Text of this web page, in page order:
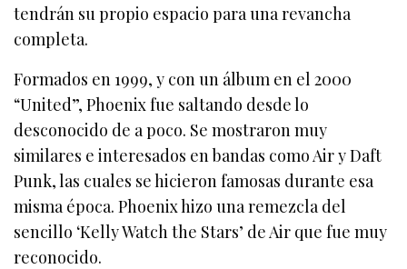
tendrán su propio espacio para una revancha
completa.
Formados en 1999, y con un álbum en el 2000
“United”, Phoenix fue saltando desde lo
desconocido de a poco. Se mostraron muy
similares e interesados en bandas como Air y Daft
Punk, las cuales se hicieron famosas durante esa
misma época. Phoenix hizo una remezcla del
sencillo ‘Kelly Watch the Stars’ de Air que fue muy
reconocido.